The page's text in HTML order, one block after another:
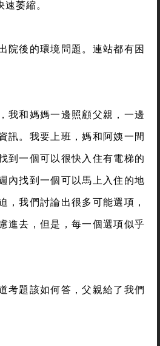
萎縮。
院後的環境問題。連站都有困
我和媽媽一邊照顧父親，一邊
訊。我要上班，媽和阿姨一間
到一個可以很快入住有電梯的
內找到一個可以馬上入住的地
，我們討論出很多可能選項，
進去，但是，每一個選項似乎
考題該如何答，父親給了我們